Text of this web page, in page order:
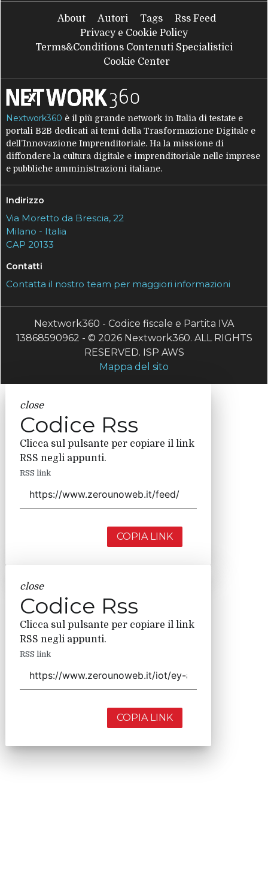
About Autori Tags
Rss Feed
Privacy e Cookie Policy
Terms&Conditions Contenuti Specialistici
Cookie Center
Nextwork360 è il più grande network in Italia di testate e
portali B2B dedicati ai temi della Trasformazione Digitale e
dell’Innovazione Imprenditoriale. Ha la missione di
diffondere la cultura digitale e imprenditoriale nelle imprese
e pubbliche amministrazioni italiane.
Indirizzo
Via Moretto da Brescia, 22
Milano - Italia
CAP 20133
Contatti
Contatta il nostro team per maggiori informazioni
Nextwork360 - Codice fiscale e Partita IVA
13868590962 - © 2026 Nextwork360. ALL RIGHTS
RESERVED. ISP AWS
Mappa del sito
close
Codice Rss
Clicca sul pulsante per copiare il link
RSS negli appunti.
RSS link
COPIA LINK
close
Codice Rss
Clicca sul pulsante per copiare il link
RSS negli appunti.
RSS link
COPIA LINK